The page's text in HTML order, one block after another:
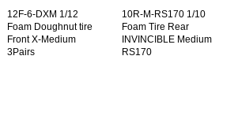
12F-6-DXM 1/12
Foam Doughnut tire
Front X-Medium
3Pairs
10R-M-RS170 1/10
Foam Tire Rear
INVINCIBLE Medium
RS170